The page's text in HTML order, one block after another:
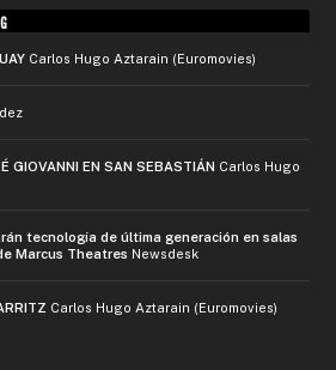
Carlos Hugo Aztarain (Euromovies)
GIOVANNI EN SAN SEBASTIÁN Carlos Hugo
tecnología de última generación en salas
Marcus Theatres Newsdesk
Carlos Hugo Aztarain (Euromovies)